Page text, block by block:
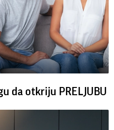
da otkriju PRELJUBU